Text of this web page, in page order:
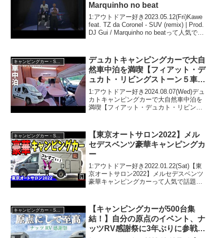
Marquinho no beat
1:アウトドアー好き2023.05.12(Fri)Kawe
feat. TZ da Coronel - SUV (remix) | Prod.
DJ Gui / Marquinho no beatって人気で話
デュカトキャンピングカーで大自
然車中泊を満喫【フィアット・デ
ュカト・リビングストーン５車両
紹介】
1:アウトドアー好き2024.08.07(Wed)デュ
カトキャンピングカーで大自然車中泊を
満喫【フィアット・デュカト・リビング
ー好き2024.08.07(Wed)この...
【東京オートサロン2022】メル
セデスベンツ豪華キャンピングカ
ー
1:アウトドアー好き2022.01.22(Sat)【東
京オートサロン2022】メルセデスベンツ
豪華キャンピングカーって人気で話題ら
す！3:アウトドアー...
キャンピングカー・SUV人気車種
【キャンピングカーが500台集
結！】自分の原点のイベント、ナ
ッツRV感謝祭に3年ぶりに参戦し